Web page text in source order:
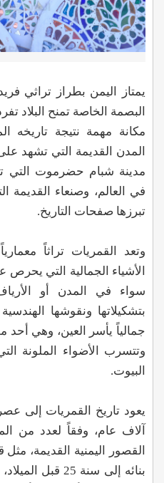
يمتاز اليمن بطراز تراثي
البصمة الخاصة تمنح البلاد
مكانة مهمة نتيجة تاريخه
المدن القديمة التي تشهد
مدينة شبام حضرموت التي
في العالم، وصنعاء القديمة
تبرزها صفحات التاريخ.
وتعد القمريات تراثاً
الأشياء الجمالية التي يحرص
سواء في المدن أو
بتشكيلاتها ونقوشها
جمالياً يأسر العين، وهي أحد
وتتسرب الأضواء الملونة
البيوت.
يعود تاريخ القمريات إلى
آلاف عام، وفقاً لعدد من
القصور اليمنية القديمة،
بنائه إلى سنة